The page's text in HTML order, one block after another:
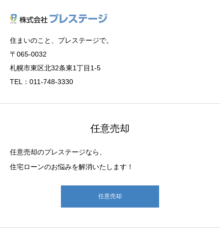
住まいのこと、プレステージで。
〒065-0032
札幌市東区北32条東1丁目1-5
TEL：011-748-3330
任意売却
任意売却のプレステージなら、
住宅ローンのお悩みを解消いたします！
任意売却